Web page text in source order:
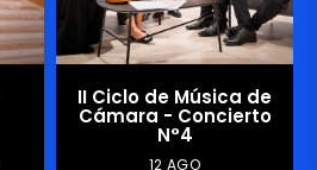
II Ciclo de Música de
Cámara - Concierto
N°4
12 AGO